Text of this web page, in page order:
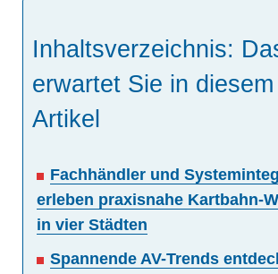
Inhaltsverzeichnis:
erwartet Sie in diesem
Artikel
Fachhändler und
erleben praxisnahe Kartbahn-
in vier Städten
Spannende AV-Trends